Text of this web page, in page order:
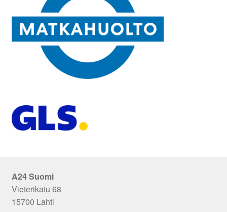
A24 Suomi
Vieterikatu 68
15700 Lahti